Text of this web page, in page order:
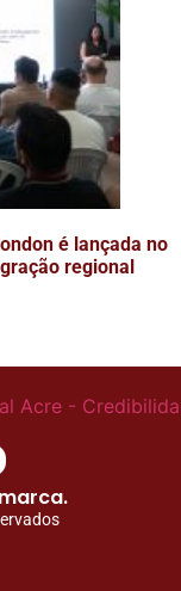
é lançada no
regional